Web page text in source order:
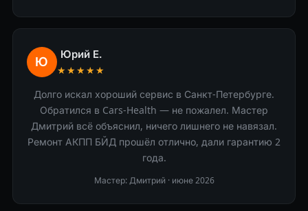
Ю Юрий Е.
★★★★★
Долго искал хороший сервис в Санкт-Петербурге.
Обратился в Cars-Health — не пожалел. Мастер
Дмитрий всё объяснил, ничего лишнего не навязал.
Ремонт АКПП БЙД прошёл отлично, дали гарантию 2
года.
Мастер: Дмитрий · июне 2026